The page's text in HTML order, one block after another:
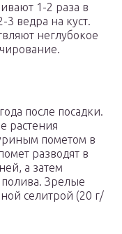
1-2 раза в
3 ведра на куст.
неглубокое
после посадки.
растения
пометом в
разводят в
а затем
полива. Зрелые
селитрой (20 г/